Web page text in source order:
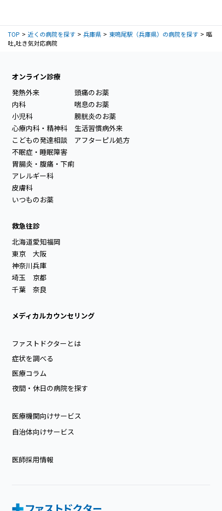
TOP 近くの病院を探す 兵庫県 東鳴尾駅（兵庫県）の病院を探す
嘔
吐,吐き気対応病院
オンライン診療
発熱外来
内科
小児科
心療内科・精神科
こどもの発達相談
不眠症・睡眠障害
胃腸炎・腹痛・下痢
アレルギー科
皮膚科
いつものお薬
頭痛のお薬
喘息のお薬
膀胱炎のお薬
生活習慣病外来
アフターピル処方
救急往診
北海道
東京
神奈川
埼玉
千葉
愛知
大阪
兵庫
京都
奈良
福岡
メディカルカウンセリング
ファストドクターとは
症状を調べる
医療コラム
夜間・休日の病院を探す
医療機関向けサービス
自治体向けサービス
医師採用情報